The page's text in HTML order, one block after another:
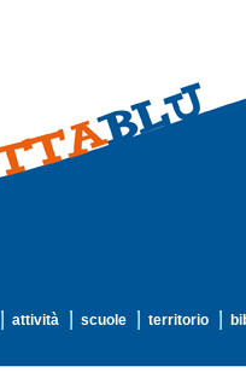
attività scuole territorio